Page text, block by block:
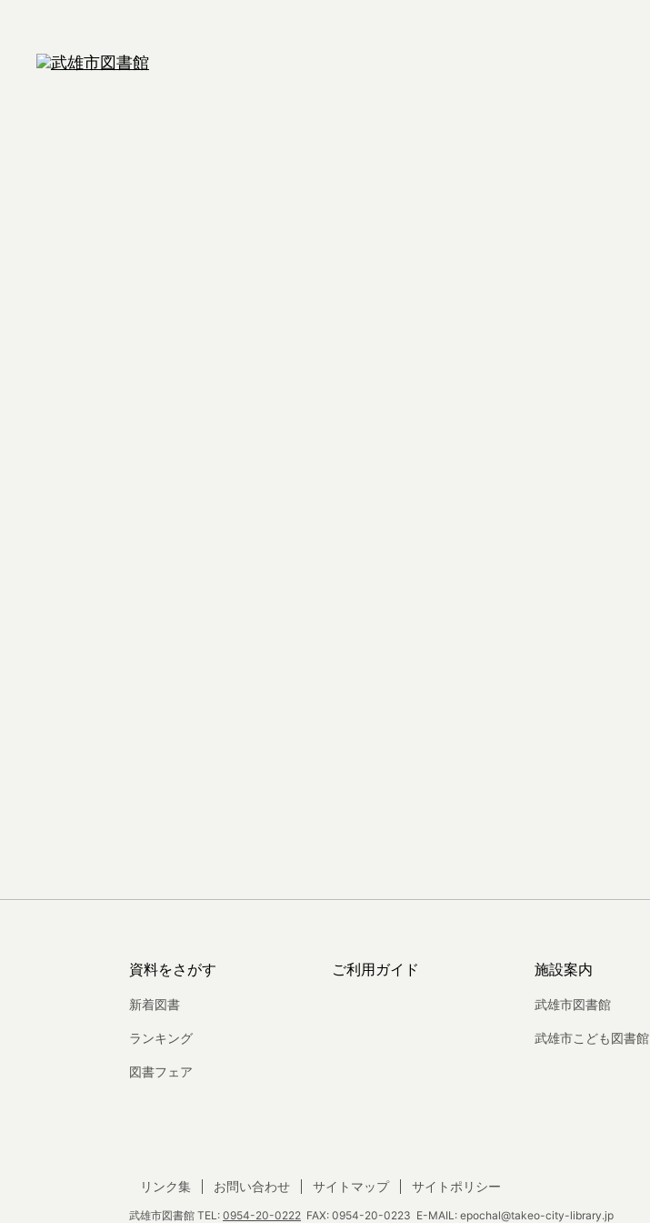
資料をさがす
新着図書
ランキング
図書フェア
ご利用ガイド 施設案内
武雄市図書館
武雄市こども図書館
武雄市図書館 TEL: 0954-20-0222 FAX: 0954-20-0223 E-MAIL: epochal@takeo-city-library.jp
リンク集 お問い合わせ サイトマップ サイトポリシー